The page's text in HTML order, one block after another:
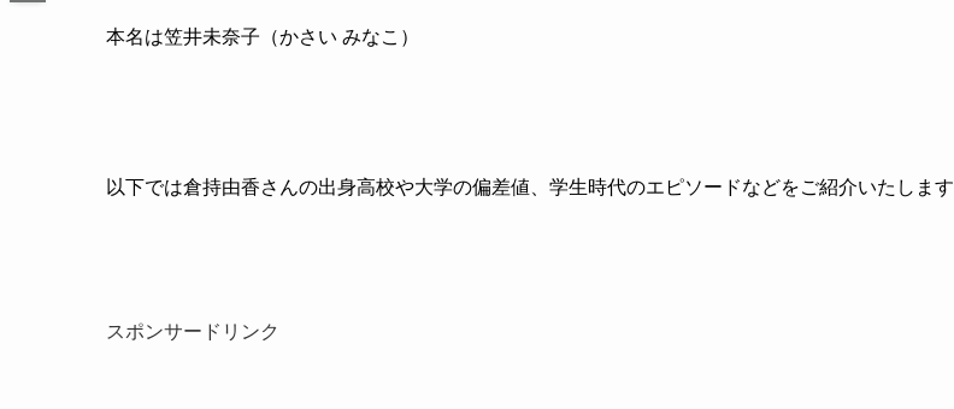
本名は笠井未奈子（かさい みなこ）
以下では倉持由香さんの出身高校や大学の偏差値、学生時代のエピソードなどをご紹介いたします
スポンサードリンク